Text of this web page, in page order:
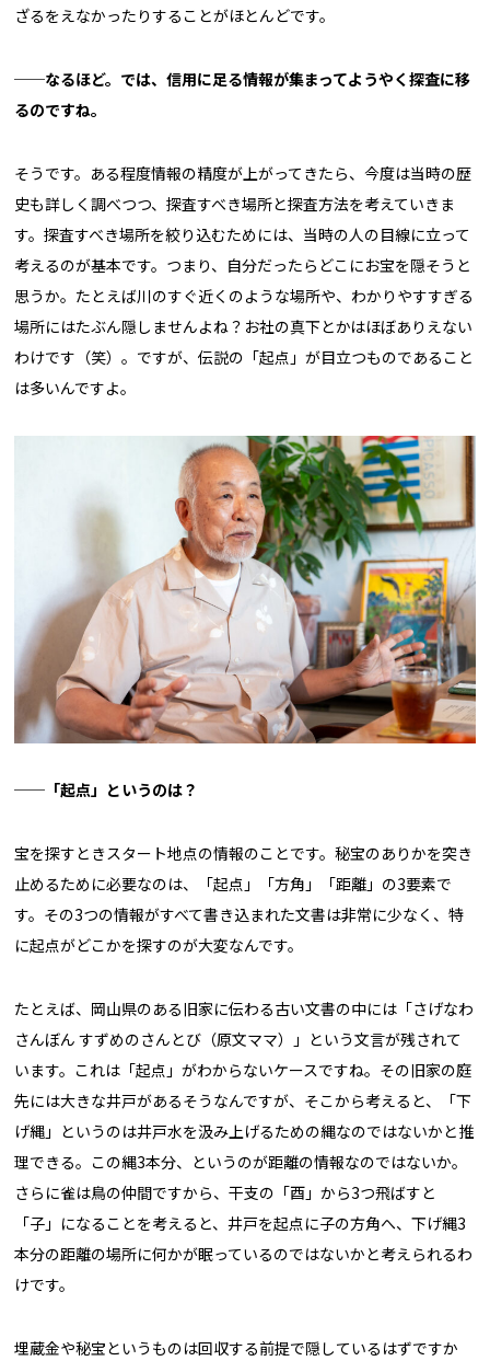
ざるをえなかったりすることがほとんどです。
──なるほど。では、信用に足る情報が集まってようやく探査に移
るのですね。
そうです。ある程度情報の精度が上がってきたら、今度は当時の歴
史も詳しく調べつつ、探査すべき場所と探査方法を考えていきま
す。探査すべき場所を絞り込むためには、当時の人の目線に立って
考えるのが基本です。つまり、自分だったらどこにお宝を隠そうと
思うか。たとえば川のすぐ近くのような場所や、わかりやすすぎる
場所にはたぶん隠しませんよね？お社の真下とかはほぼありえない
わけです（笑）。ですが、伝説の「起点」が目立つものであること
は多いんですよ。
──「起点」というのは？
宝を探すときスタート地点の情報のことです。秘宝のありかを突き
止めるために必要なのは、「起点」「方角」「距離」の3要素で
す。その3つの情報がすべて書き込まれた文書は非常に少なく、特
に起点がどこかを探すのが大変なんです。
たとえば、岡山県のある旧家に伝わる古い文書の中には「さげなわ
さんぼん すずめのさんとび（原文ママ）」という文言が残されて
います。これは「起点」がわからないケースですね。その旧家の庭
先には大きな井戸があるそうなんですが、そこから考えると、「下
げ縄」というのは井戸水を汲み上げるための縄なのではないかと推
理できる。この縄3本分、というのが距離の情報なのではないか。
さらに雀は鳥の仲間ですから、干支の「酉」から3つ飛ばすと
「子」になることを考えると、井戸を起点に子の方角へ、下げ縄3
本分の距離の場所に何かが眠っているのではないかと考えられるわ
けです。
埋蔵金や秘宝というものは回収する前提で隠しているはずですか